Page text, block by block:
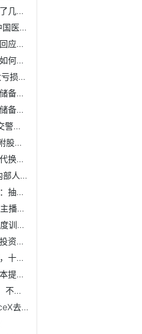
宁波之旅必逛三大景点揭秘，你猜到了几个？
三门峡市中心医院举办庆祝第六个“中国医师节”表彰大会
空头指控九成收入是假的？诺辉健康回应：毫无依据！【附医疗...
为什么都在提怎样刺激消费，而不谈如何提高收入？
600亿巨头暴雷，现上市22年来最大亏损【附ERP软件行业分析】
中央决定：刘焕鑫任国家粮食和物资储备局党组书记
中央决定：刘焕鑫任国家粮食和物资储备局党组书记
8岁男孩找妈妈街头迷路，多亏巡逻交警暖心救助
巨头出击！大举加仓宁德时代51%【附股权投资市场发展情况】
第三代技术来了！蔚来欧洲首座第三代换电站上线【附换电站市...
“镍王”旗下瑞浦兰钧二次IPO受阻？内部人士这样回应【附锂电...
铁道部出手了！高铁站按摩椅现乱象：抽成自己谈，10个月回本...
最高120万！苏州鼓励MCN机构引进主播【附MCN产业现状】
Squat University-最好的髋关节活动度训练思路
理德外汇安徽合肥办公室财富沙龙为投资者带来财富之光
富创学府：陈添伟与你分享金融知识，十堰培训完美收官
清华大学院长：中国应免费给美国日本提供光伏技术【附光伏技...
离谱！大英博物馆被盗，疑似“内贼”，不是一家人不进一家门...
亏损两年首度盈利！马斯克旗下SpaceX去年收入翻倍至46亿美元...